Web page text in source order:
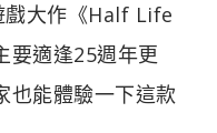
戲大作《Half Life
要適逢25週年更
也能體驗一下這款